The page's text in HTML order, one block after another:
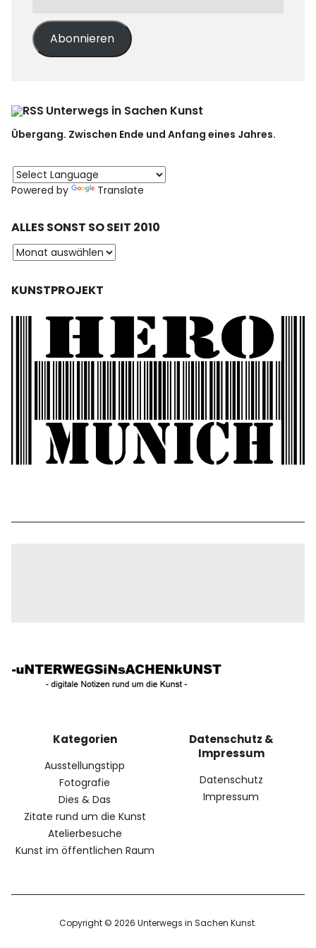
Abonnieren
Unterwegs in Sachen Kunst
Übergang. Zwischen Ende und Anfang eines Jahres.
Powered by Translate
ALLES SONST SO SEIT 2010
KUNSTPROJEKT
Kategorien
Ausstellungstipp
Fotografie
Dies & Das
Zitate rund um die Kunst
Atelierbesuche
Kunst im öffentlichen Raum
Datenschutz &
Impressum
Datenschutz
Impressum
Copyright © 2026 Unterwegs in Sachen Kunst